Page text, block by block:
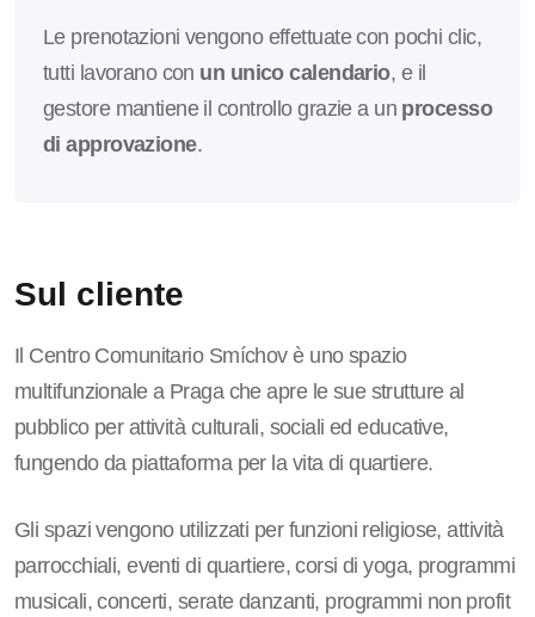
Le prenotazioni vengono effettuate con pochi clic,
tutti lavorano con un unico calendario, e il
gestore mantiene il controllo grazie a un processo
di approvazione.
Sul cliente
Il Centro Comunitario Smíchov è uno spazio
multifunzionale a Praga che apre le sue strutture al
pubblico per attività culturali, sociali ed educative,
fungendo da piattaforma per la vita di quartiere.
Gli spazi vengono utilizzati per funzioni religiose, attività
parrocchiali, eventi di quartiere, corsi di yoga, programmi
musicali, concerti, serate danzanti, programmi non profit